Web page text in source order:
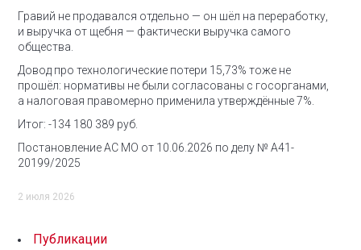
Гравий не продавался отдельно — он шёл на переработку,
и выручка от щебня — фактически выручка самого
общества.
Довод про технологические потери 15,73% тоже не
прошёл: нормативы не были согласованы с госорганами,
а налоговая правомерно применила утверждённые 7%.
Итог: -134 180 389 руб.
Постановление АС МО от 10.06.2026 по делу № А41-
20199/2025
2 июля 2026
Публикации